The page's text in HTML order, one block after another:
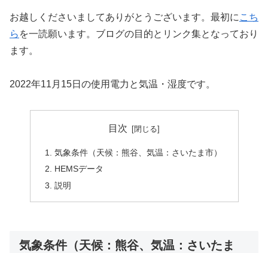
お越しくださいましてありがとうございます。最初に こち
ら を一読願います。ブログの目的とリンク集となっており
ます。
2022年11月15日の使用電力と気温・湿度です。
目次
気象条件（天候：熊谷、気温：さいたま市）
HEMSデータ
説明
気象条件（天候：熊谷、気温：さいたま